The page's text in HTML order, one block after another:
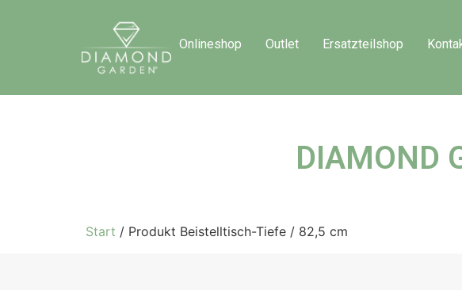
Onlineshop Outlet Ersatzteilshop
DIAMOND
Start / Produkt Beistelltisch-Tiefe / 82,5 cm